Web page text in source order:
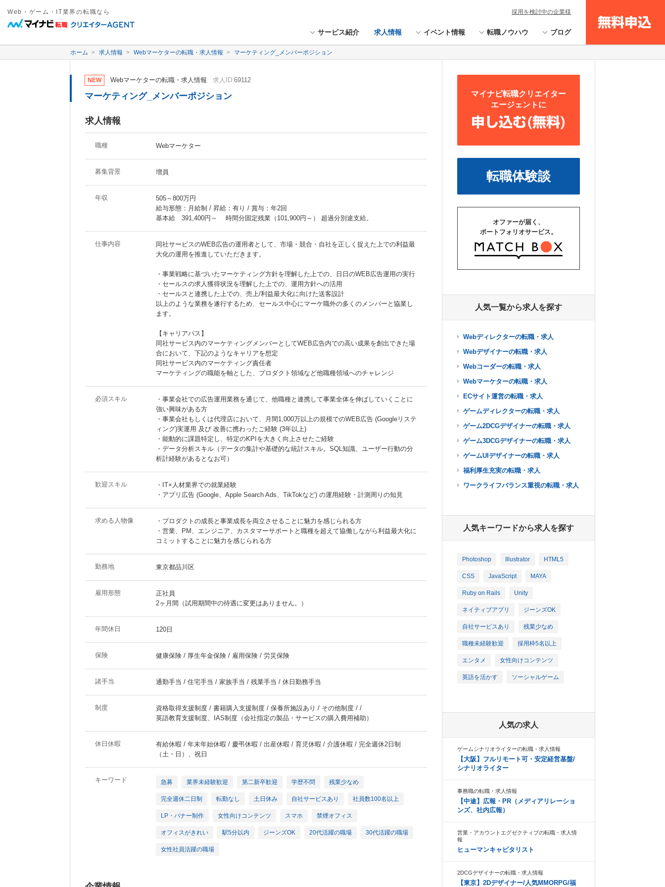
Web・ゲーム・IT業界の転職なら
サービス紹介 求人情報 イベント情報 転職ノウハウ ブログ
無料申込
採用を検討中の企業様
ホーム 求人情報 Webマーケターの転職・求人情報 マーケティング_メンバーポジション
NEW Webマーケターの転職・求人情報 求人ID:69112
マーケティング_メンバーポジション
求人情報
職種 Webマーケター
募集背景 増員
年収
505～800万円
給与形態：月給制 / 昇給：有り / 賞与：年2回
基本給 391,400円～ 時間分固定残業（101,900円～） 超過分別途支給。
仕事内容
同社サービスのWEB広告の運用者として、市場・競合・自社を正しく捉えた上での利益最
大化の運用を推進していただきます。
・事業戦略に基づいたマーケティング方針を理解した上での、日日のWEB広告運用の実行
・セールスの求人獲得状況を理解した上での、運用方針への活用
・セールスと連携した上での、売上/利益最大化に向けた送客設計
以上のような業務を遂行するため、セールス中心にマーケ職外の多くのメンバーと協業し
ます。
【キャリアパス】
同社サービス内のマーケティングメンバーとしてWEB広告内での高い成果を創出できた場
合において、下記のようなキャリアを想定
同社サービス内のマーケティング責任者
マーケティングの職能を軸とした、プロダクト領域など他職種領域へのチャレンジ
必須スキル
・事業会社での広告運用業務を通じて、他職種と連携して事業全体を伸ばしていくことに
強い興味がある方
・事業会社もしくは代理店において、月間1,000万以上の規模でのWEB広告 (Googleリステ
ィング)実運用 及び 改善に携わったご経験 (3年以上)
・能動的に課題特定し、特定のKPIを大きく向上させたご経験
・データ分析スキル（データの集計や基礎的な統計スキル。SQL知識、ユーザー行動の分
析計経験があるとなお可）
歓迎スキル
・IT×人材業界での就業経験
・アプリ広告 (Google、Apple Search Ads、TikTokなど) の運用経験・計測周りの知見
求める人物像
・プロダクトの成長と事業成長を両立させることに魅力を感じられる方
・営業、PM、エンジニア、カスタマーサポートと職種を超えて協働しながら利益最大化に
コミットすることに魅力を感じられる方
勤務地 東京都品川区
雇用形態
正社員
2ヶ月間（試用期間中の待遇に変更はありません。）
年間休日 120日
保険 健康保険 / 厚生年金保険 / 雇用保険 / 労災保険
諸手当 通勤手当 / 住宅手当 / 家族手当 / 残業手当 / 休日勤務手当
制度
資格取得支援制度 / 書籍購入支援制度 / 保養所施設あり / その他制度 / /
英語教育支援制度、IAS制度（会社指定の製品・サービスの購入費用補助）
休日休暇
有給休暇 / 年末年始休暇 / 慶弔休暇 / 出産休暇 / 育児休暇 / 介護休暇 / 完全週休2日制
（土・日）、祝日
キーワード 急募 業界未経験歓迎 第二新卒歓迎 学歴不問 残業少なめ
完全週休二日制 転勤なし 土日休み 自社サービスあり 社員数100名以上
LP・バナー制作 女性向けコンテンツ スマホ 禁煙オフィス
オフィスがきれい 駅5分以内 ジーンズOK 20代活躍の職場 30代活躍の職場
女性社員活躍の職場
マイナビ転職クリエイター
エージェントに
申し込む(無料)
転職体験談
オファーが届く、
ポートフォリオサービス。
人気一覧から求人を探す
Webディレクターの転職・求人
Webデザイナーの転職・求人
Webコーダーの転職・求人
Webマーケターの転職・求人
ECサイト運営の転職・求人
ゲームディレクターの転職・求人
ゲーム2DCGデザイナーの転職・求人
ゲーム3DCGデザイナーの転職・求人
ゲームUIデザイナーの転職・求人
福利厚生充実の転職・求人
ワークライフバランス重視の転職・求人
人気キーワードから求人を探す
Photoshop Illustrator HTML5
CSS JavaScript MAYA
Ruby on Rails Unity
ネイティブアプリ ジーンズOK
自社サービスあり 残業少なめ
職種未経験歓迎 採用枠5名以上
エンタメ 女性向けコンテンツ
英語を活かす ソーシャルゲーム
人気の求人
ゲームシナリオライターの転職・求人情報
【大阪】フルリモート可・安定経営基盤/
シナリオライター
事務職の転職・求人情報
【中途】広報・PR（メディアリレーショ
ンズ、社内広報）
営業・アカウントエグゼクティブの転職・求人情
報
ヒューマンキャピタリスト
2DCGデザイナーの転職・求人情報
【東京】2Dデザイナー/人気MMORPG/福